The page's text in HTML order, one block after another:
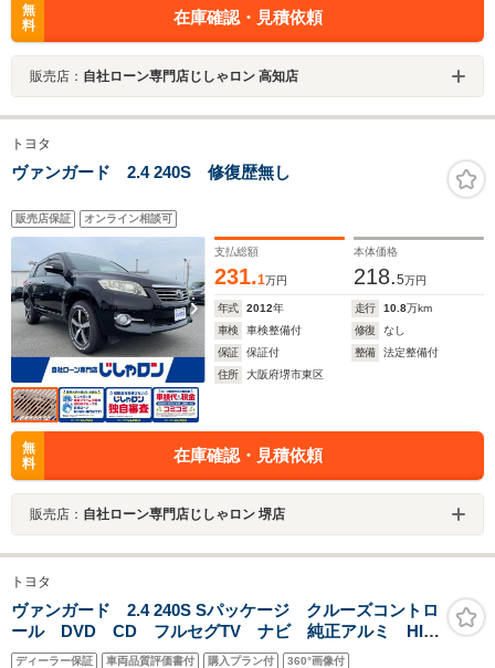
無
料
在庫確認・見積依頼
販売店： 自社ローン専門店じしゃロン 高知店
トヨタ
ヴァンガード 2.4 240S 修復歴無し
販売店保証 オンライン相談可
支払総額
231.1万円
本体価格
218.5万円
年式 2012年 走行 10.8万km
車検
車検整備付 修復
なし
保証
保証付 整備
法定整備付
住所
大阪府堺市東区
無
料
在庫確認・見積依頼
販売店： 自社ローン専門店じしゃロン 堺店
トヨタ
ヴァンガード 2.4 240S Sパッケージ クルーズコントロ
ール DVD CD フルセグTV ナビ 純正アルミ HID
ヘッドランプ スマートキー ETC
ディーラー保証 車両品質評価書付 購入プラン付 360°画像付